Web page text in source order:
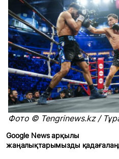
Фото ©️ Tengrinews.kz /
Google News арқылы
жаңалықтарымызды